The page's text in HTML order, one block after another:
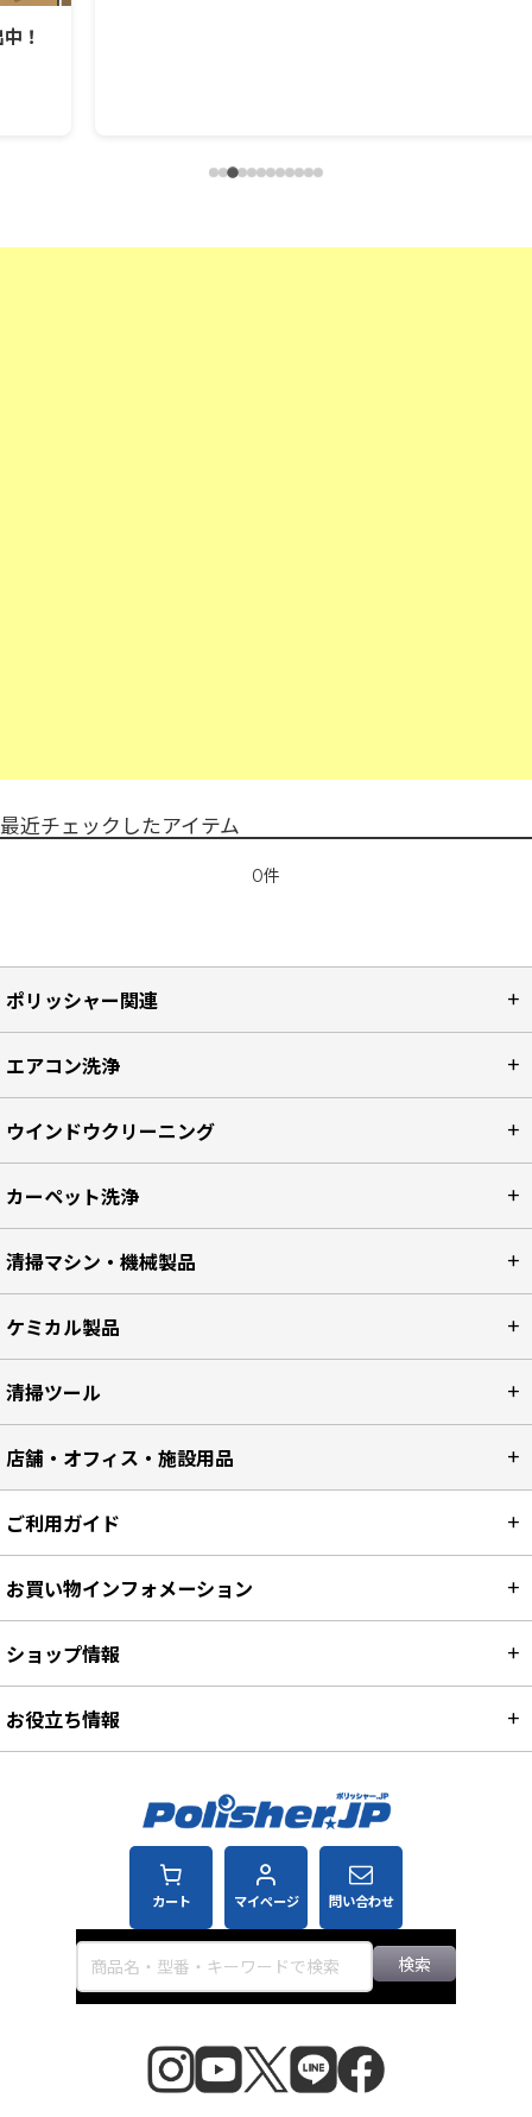
最近チェックしたアイテム
0件
ポリッシャー関連
エアコン洗浄
ウインドウクリーニング
カーペット洗浄
清掃マシン・機械製品
ケミカル製品
清掃ツール
店舗・オフィス・施設用品
カート マイページ 問い合わせ
検索
ご利用ガイド
お買い物インフォメーション
ショップ情報
お役立ち情報